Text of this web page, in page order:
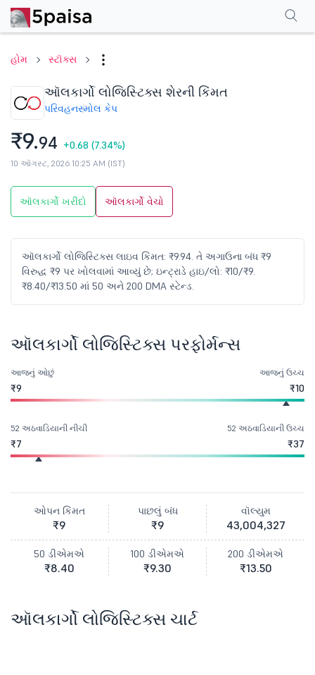
હોમ સ્ટૉક્સ
ઑલકાર્ગો લોજિસ્ટિક્સ શેરની કિંમત
પરિવહનસ્મોલ કેપ
₹9.94 +0.68 (7.34%)
10 ઑગસ્ટ, 2026 10:25 AM (IST)
ઑલકાર્ગો ખરીદો ઑલકાર્ગો વેચો
ઑલકાર્ગો લોજિસ્ટિક્સ લાઇવ કિંમત: ₹9.94. તે અગાઉના બંધ ₹9
વિરુદ્ધ ₹9 પર ખોલવામાં આવ્યું છે; ઇન્ટ્રાડે હાઇ/લો: ₹10/₹9.
₹8.40/₹13.50 માં 50 અને 200 DMA સ્ટેન્ડ.
પરફોર્મન્સફાઇનાન્શિયલ્સ વધુ
ઑલકાર્ગો લોજિસ્ટિક્સ પરફોર્મન્સ
આજનું ઓછું
₹9
આજનું ઉચ્ચ
₹10
52 અઠવાડિયાની નીચી
₹7
52 અઠવાડિયાની ઉચ્ચ
₹37
ઓપન કિંમત
₹9
પાછલું બંધ
₹9
વૉલ્યુમ
43,004,327
50 ડીએમએ
₹8.40
100 ડીએમએ
₹9.30
200 ડીએમએ
₹13.50
ઑલકાર્ગો લોજિસ્ટિક્સ ચાર્ટ